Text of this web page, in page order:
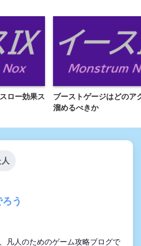
ロー効果ス
ブーストゲージはどのア
溜めるべきか
う
凡人のためのゲーム攻略ブログで